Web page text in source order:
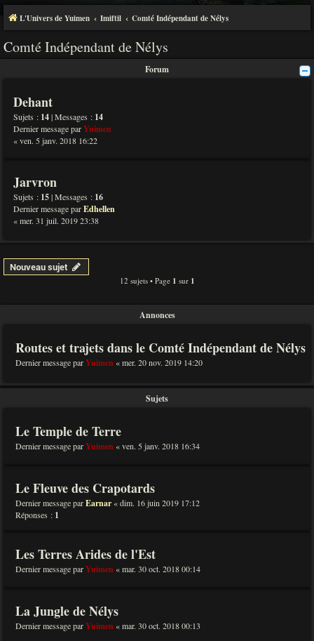
L'Univers de Yuimen Imiftil Comté Indépendant de Nélys
Comté Indépendant de Nélys
Forum
Dehant
Sujets : 14| Messages : 14
Dernier message parYuimen
« ven. 5 janv. 2018 16:22
Jarvron
Sujets : 15| Messages : 16
Dernier message parEdhellen
« mer. 31 juil. 2019 23:38
Nouveau sujet
12 sujets • Page 1 sur 1
Annonces
Routes et trajets dans le Comté Indépendant de Nélys
Dernier message parYuimen «mer. 20 nov. 2019 14:20
Sujets
Le Temple de Terre
Dernier message parYuimen «ven. 5 janv. 2018 16:34
Le Fleuve des Crapotards
Dernier message parEarnar «dim. 16 juin 2019 17:12
Réponses : 1
Les Terres Arides de l'Est
Dernier message parYuimen «mar. 30 oct. 2018 00:14
La Jungle de Nélys
Dernier message parYuimen «mar. 30 oct. 2018 00:13